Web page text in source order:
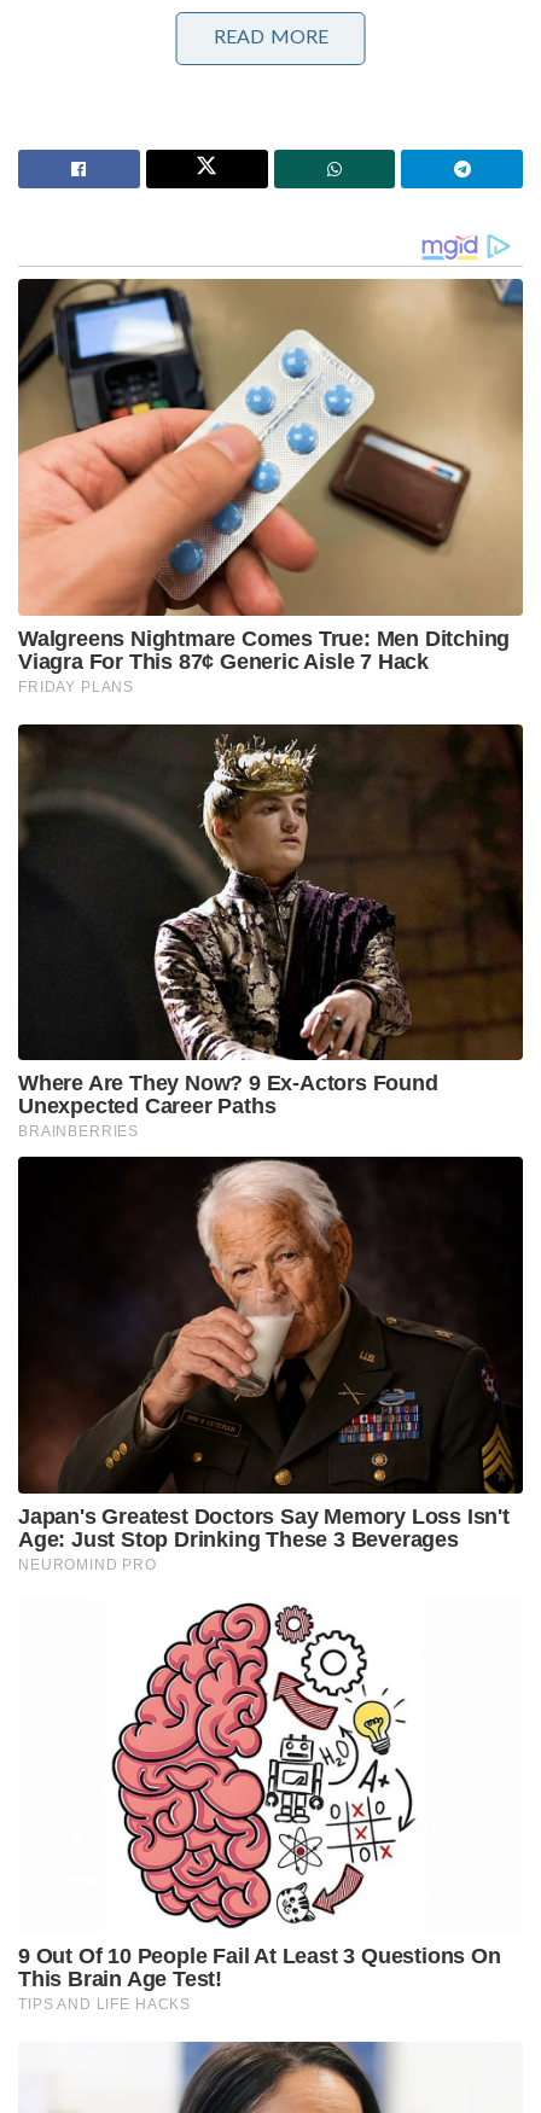
കാരണം ആ പദ്ധതി ഉപേക്ഷിക്കുകയായിരുന്നു.
അതേ സമയത്തു തന്നെ AMCA (Advanced Medium
സ്വന്തമായി നിർമ്മിക്കാൻ നമ്മൾ പദ്ധതിയിട്ടിരുന്നു.
അതാണ് നിലവിൽ ജീവൻ വച്ച ഒരു പദ്ധതി.
അന്ന് ഫ്രാൻസ് സാങ്കേതികവിദ്യ നിഷേധിച്ചു, ഇന്ന്
ലോകത്തെ വിറപ്പിക്കുന്ന ‘വിരൂപാക്ഷ’ റഡാറുമായി
ഡിആർഡിഒ;നെഞ്ചിടിപ്പ് കൂട്ടുന്ന തദ്ദേശീയ വിപ്ലവം
ആത്മ നിർഭർ സമുദ്ര പ്രതാപ് ; കോസ്റ്റ് ഗാർഡ്
തദ്ദേശീയമായി നിർമിച്ച മലിനീകരണ നിയന്ത്രണ
കപ്പൽ കമ്മീഷൻ ചെയ്ത് പ്രതിരോധ മന്ത്രി
അഞ്ചാം തലമുറ വിമാനങ്ങളുടെ സവിശേഷതയായ
സ്റ്റെൽത് (ശത്രു റഡാറുകൾക്ക് എളുപ്പം
കണ്ടുപിടിക്കാനാകാത്ത രൂപകൽപ്പനയും നിറവും),
ശത്രു റഡാറുകളെ എളുപ്പം കണ്ടെത്തി കരയിലും
ആകാശത്തുമുള്ള ലക്ഷ്യങ്ങളെ തിരിച്ചറിയാൻ
സാധിക്കുന്ന അടുത്ത തലമുറ AESA (Active Electronic
Scanned Array) റഡാറുകൾ, ആയുധങ്ങൾ പുറത്തു
കാണാത്ത വിധം സജ്ജീകരിക്കാവുന്ന ഇന്റേണൽ
വെപ്പൺസ് ബേ, ഇരുനൂറിലധികം കിലോമീറ്റർ
ദൂരെയുള്ള ലക്ഷ്യത്തെപ്പോലും ഭേദിക്കാൻ കഴിവുള്ള
പുതുതലമുറ BVR (Beyond Visual Range) മിസൈലുകൾ,
ലേസർ ഗൈഡഡ് ബോംബുകൾ തുടങ്ങിയ
ആയുധങ്ങൾ, പുതുതലമുറ നിയന്ത്രണ
സംവിധാനങ്ങൾ, തുടങ്ങിയ സകല സവിശേഷതകളും
ഉൾക്കൊള്ളുന്നതാണ് AMCA.
2007 കാലഘട്ടം മുതൽ പദ്ധതിയിട്ടു തുടങ്ങിയെങ്കിലും
2018ഓടെയാണ് പദ്ധതിക്ക് ജീവൻ വച്ചത്. മുൻ
പ്രതിരോധമന്ത്രി മനോഹർ പരീക്കറാണ് FGFA
രൂപകൽപ്പനയിൽ റഷ്യയുടെ മെല്ലെപ്പോക്ക്
മനസ്സിലാക്കി AMCA നിർമ്മാണം വേഗത്തിലാക്കാൻ
മുൻകൈയെടുത്തത്. നിലവിലെ വേഗതയിൽപ്പോലും
2032 എങ്കിലും ആകാതെ AMCAയുടെ ആദ്യ മോഡൽ
പറന്നുയരില്ലെന്ന് മേഖലയിലെ വിദഗ്ദ്ധർ
വിലയിരുത്തുന്നു. 2035ഓടു കൂടി ആദ്യ ബാച്ചിനെ
സർവീസിൽ എത്തിക്കുവാനാണ് വായുസേനയും
ലക്ഷ്യമിടുന്നത്. ആ സമയമാകുമ്പോഴേക്ക് മറ്റു ചില
രാജ്യങ്ങളിൽ ആറാംതലമുറ യുദ്ധവിമാനങ്ങൾ പറന്നു
തുടങ്ങുമെന്നും വിദഗ്ദ്ധർ അഭിപ്രായപ്പെടുന്നു.
ORCA (Omni Role Combat Aircraft)
മൂന്നാമതൊരു വിമാനവാഹിനി എന്ന അഭിപ്രായത്തിൽ
ഉറച്ചു നിൽക്കുന്ന നാവികസേനയുടെ പ്രധാന
ആവശ്യങ്ങളിലൊന്നാണ് TEDBF (Twin Engine Deck
Based Fighter) ജെറ്റ് എന്ന പുതുതലമുറ
യുദ്ധവിമാനങ്ങൾ. വായുസേനയുമൊത്ത് ORCA (Omni
Role Combat Aircraft) എന്നൊരു യുദ്ധവിമാനത്തിന്റെ
വികസനത്തിന് തയ്യാറാണെന്ന് നാവികസേന
സർക്കാരിനെ അറിയിച്ചിരുന്നു. മുൻകാലങ്ങളിൽ
ബ്രിട്ടീഷ് നിർമ്മിത സീ ഹോക്ക്, സീ ഹാരിയർ
വിമാനങ്ങളും നിലവിൽ റഷ്യൻ നിർമ്മിത മിഗ്-29
വിമാനവുമാണ് ഭാരതത്തിന്റെ
വിമാനവാഹിനിക്കപ്പലുകളായ വിക്രാന്ത്, വിരാട്,
വിക്രമാദിത്യ എന്നിവയിൽ ആ സ്ഥാനം വഹിച്ചിട്ടുള്ളവ.
പുതിയ വിമാനവാഹിനിയായ വിക്രാന്ത് (കൊച്ചി ഷിപ്പ്
യാർഡിൽ നിർമ്മാണത്തിലിരിക്കുന്ന)
നീറ്റിലിറങ്ങുമ്പോഴേക്ക് നിലവിലെ വിമാനങ്ങൾക്കുള്ള
പ്രശ്നങ്ങൾ ഒന്നുമില്ലാത്ത മറ്റൊരു നൂതന
നിലവിൽ 57 യുദ്ധവിമാനങ്ങൾ ആവശ്യമാണ്.
നാവികസേനയുടെ ഈ ഡീലിൽ റാഫേൽ
READ MORE